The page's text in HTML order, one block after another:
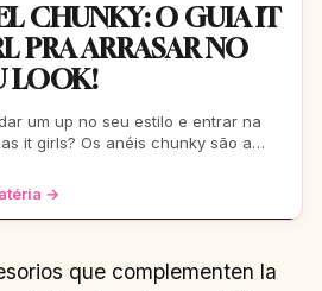
CHUNKY: O GUIA IT
PRA ARRASAR NO
LOOK!
um up no seu estilo e entrar na
it girls? Os anéis chunky são a
ideia
→
que complementen la